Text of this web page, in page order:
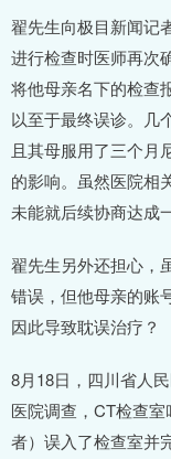
翟先生向极目新闻记
进行检查时医师再次
将他母亲名下的检查
以至于最终误诊。几
且其母服用了三个月
的影响。虽然医院相
未能就后续协商达成
翟先生另外还担心，
错误，但他母亲的账
因此导致耽误治疗？
8月18日，四川省人
医院调查，CT检查
者）误入了检查室并